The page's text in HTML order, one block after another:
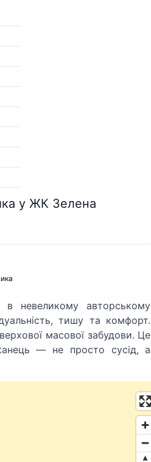
у ЖК Зелена
невеликому авторському
тишу та комфорт.
масової забудови. Це
— не просто сусід, а